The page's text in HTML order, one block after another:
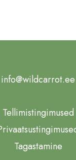
info@wildcarrot.ee
Tellimistingimused
Tagastamine